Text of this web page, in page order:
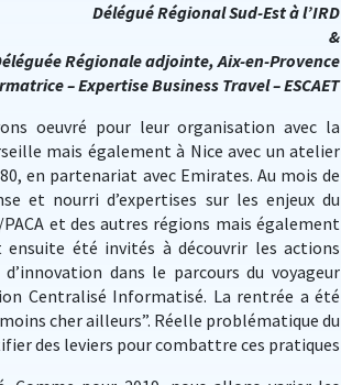
Délégué Régional Sud-Est à l’IRD
&
Régionale adjointe, Aix-en-Provence
– Expertise Business Travel – ESCAET
oeuvré pour leur organisation avec la
mais également à Nice avec un atelier
en partenariat avec Emirates. Au mois de
et nourri d’expertises sur les enjeux du
et des autres régions mais également
ensuite été invités à découvrir les actions
dans le parcours du voyageur
Centralisé Informatisé. La rentrée a été
cher ailleurs”. Réelle problématique du
des leviers pour combattre ces pratiques